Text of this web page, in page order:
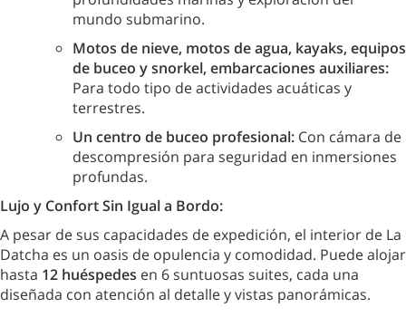
mundo submarino.
Motos de nieve, motos de agua, kayaks, equipos
de buceo y snorkel, embarcaciones auxiliares:
Para todo tipo de actividades acuáticas y
terrestres.
Un centro de buceo profesional: Con cámara de
descompresión para seguridad en inmersiones
profundas.
Lujo y Confort Sin Igual a Bordo:
A pesar de sus capacidades de expedición, el interior de La
Datcha es un oasis de opulencia y comodidad. Puede alojar
hasta 12 huéspedes en 6 suntuosas suites, cada una
diseñada con atención al detalle y vistas panorámicas.